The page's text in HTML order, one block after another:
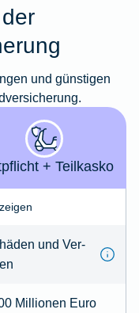
und günstigen
+ Teil­kasko
und Ver­
Millionen Euro